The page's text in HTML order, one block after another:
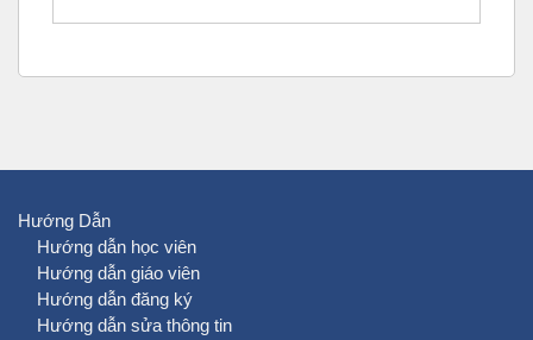
Hướng Dẫn
Hướng dẫn học viên
Hướng dẫn giáo viên
Hướng dẫn đăng ký
Hướng dẫn sửa thông tin